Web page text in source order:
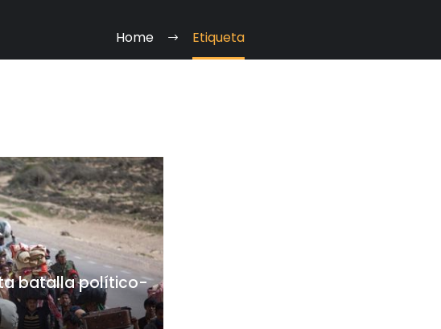
Home Etiqueta
batalla político-